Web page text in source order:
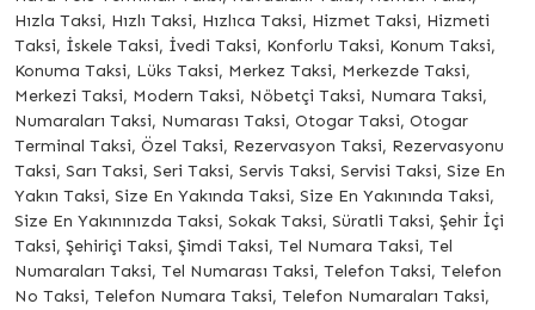
Hızla Taksi, Hızlı Taksi, Hızlıca Taksi, Hizmet Taksi, Hizmeti
Taksi, İskele Taksi, İvedi Taksi, Konforlu Taksi, Konum Taksi,
Konuma Taksi, Lüks Taksi, Merkez Taksi, Merkezde Taksi,
Merkezi Taksi, Modern Taksi, Nöbetçi Taksi, Numara Taksi,
Numaraları Taksi, Numarası Taksi, Otogar Taksi, Otogar
Terminal Taksi, Özel Taksi, Rezervasyon Taksi, Rezervasyonu
Taksi, Sarı Taksi, Seri Taksi, Servis Taksi, Servisi Taksi, Size En
Yakın Taksi, Size En Yakında Taksi, Size En Yakınında Taksi,
Size En Yakınınızda Taksi, Sokak Taksi, Süratli Taksi, Şehir İçi
Taksi, Şehiriçi Taksi, Şimdi Taksi, Tel Numara Taksi, Tel
Numaraları Taksi, Tel Numarası Taksi, Telefon Taksi, Telefon
No Taksi, Telefon Numara Taksi, Telefon Numaraları Taksi,